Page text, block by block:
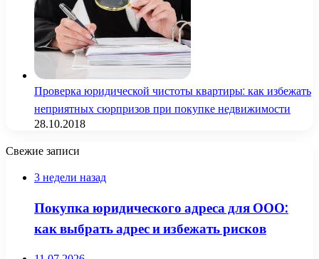
Проверка юридической чистоты квартиры: как избежать
неприятных сюрпризов при покупке недвижимости
28.10.2018
Свежие записи
3 недели назад
Покупка юридического адреса для ООО:
как выбрать адрес и избежать рисков